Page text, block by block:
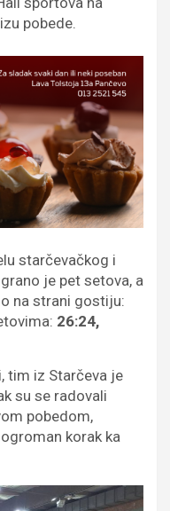
pobede.
starčevačkog i
je pet setova, a
na strani gostiju:
26:24,
tim iz Starčeva je
su se radovali
pobedom,
korak ka